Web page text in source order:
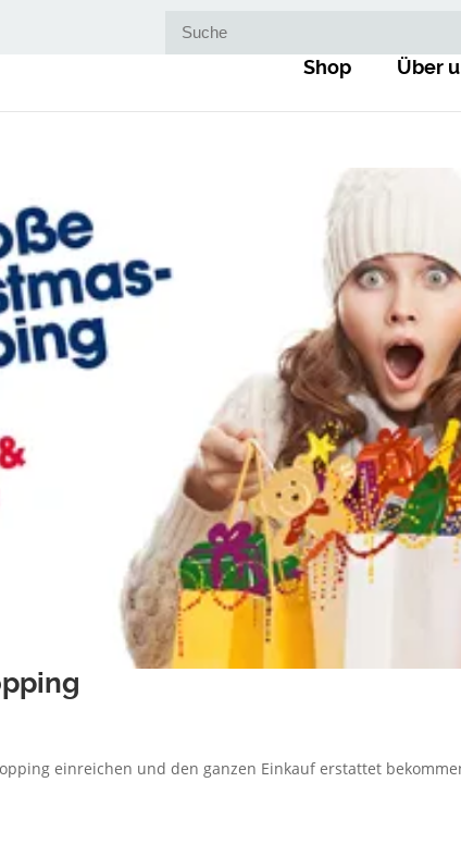
Shop Über
einreichen und den ganzen Einkauf erstattet